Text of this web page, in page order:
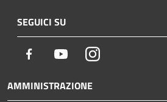
SEGUICI SU
Facebook YoutubeInstagram
AMMINISTRAZIONE